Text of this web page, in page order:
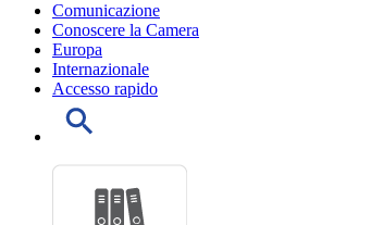
Comunicazione
Conoscere la Camera
Europa
Internazionale
Accesso rapido